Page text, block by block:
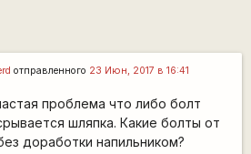
отправленного 23 Июн, 2017 в 16:41
проблема что либо болт
шляпка. Какие болты от
доработки напильником?